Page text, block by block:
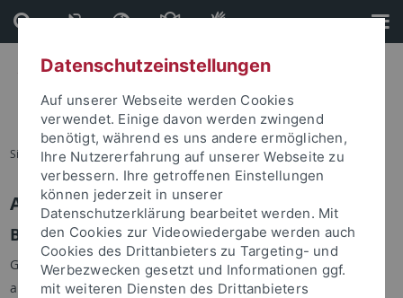
Direkt
zum
Inhalt
Direkt
zur
Fußleiste
Sie sind hier: Startseite
Anmelden
Benutzeranmeldung
Geben Sie Ihren Benutzernamen und Ihr Passwort an um sich
anzumelden:
Datenschutzeinstellungen
Auf unserer Webseite werden Cookies
verwendet. Einige davon werden zwingend
benötigt, während es uns andere ermöglichen,
Ihre Nutzererfahrung auf unserer Webseite zu
verbessern. Ihre getroffenen Einstellungen
können jederzeit in unserer
Datenschutzerklärung bearbeitet werden. Mit
den Cookies zur Videowiedergabe werden auch
Cookies des Drittanbieters zu Targeting- und
Werbezwecken gesetzt und Informationen ggf.
mit weiteren Diensten des Drittanbieters